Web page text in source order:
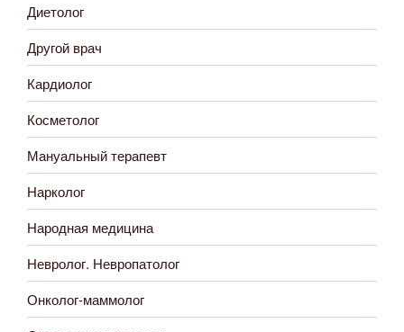
Диетолог
Другой врач
Кардиолог
Косметолог
Мануальный терапевт
Нарколог
Народная медицина
Невролог. Невропатолог
Онколог-маммолог